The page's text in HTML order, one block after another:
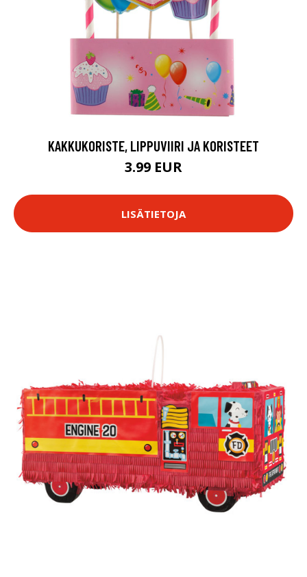
KAKKUKORISTE, LIPPUVIIRI JA KORISTEET
3.99 EUR
LISÄTIETOJA